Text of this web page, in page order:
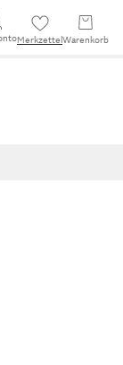
Merkzettel Warenkorb